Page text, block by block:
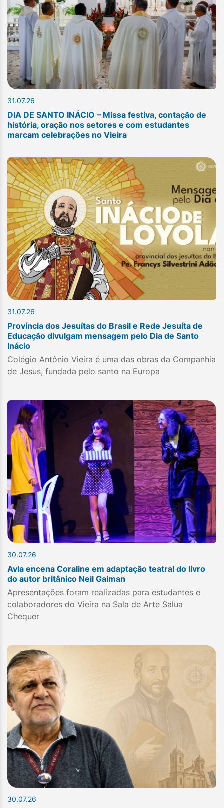
31.07.26
DIA DE SANTO INÁCIO – Missa festiva, contação de
história, oração nos setores e com estudantes
marcam celebrações no Vieira
31.07.26
Província dos Jesuítas do Brasil e Rede Jesuíta de
Educação divulgam mensagem pelo Dia de Santo
Inácio
Colégio Antônio Vieira é uma das obras da Companhia
de Jesus, fundada pelo santo na Europa
30.07.26
Avla encena Coraline em adaptação teatral do livro
do autor britânico Neil Gaiman
Apresentações foram realizadas para estudantes e
colaboradores do Vieira na Sala de Arte Sálua
Chequer
30.07.26